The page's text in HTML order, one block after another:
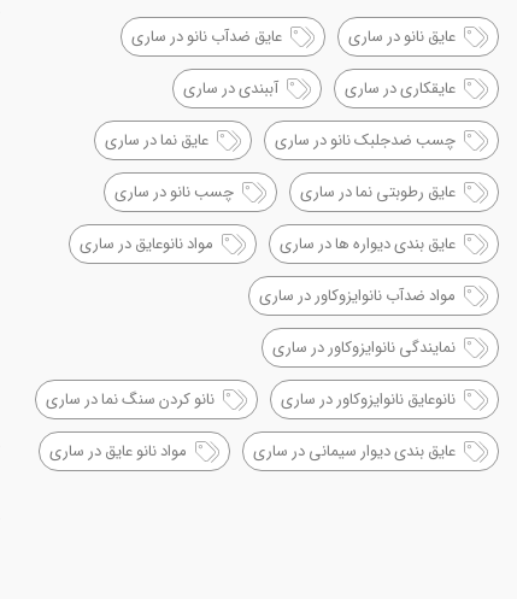
عایق نانو در ساری عایق ضدآب نانو در ساری
عایقکاری در ساری آببندی در ساری
چسب ضدجلبک نانو در ساری عایق نما در ساری
عایق رطوبتی نما در ساری چسب نانو در ساری
عایق بندی دیواره ها در ساری مواد نانوعایق در ساری
مواد ضدآب نانوایزوکاور در ساری
نمایندگی نانوایزوکاور در ساری
نانوعایق نانوایزوکاور در ساری نانو کردن سنگ نما در ساری
عایق بندی دیوار سیمانی در ساری مواد نانو عایق در ساری